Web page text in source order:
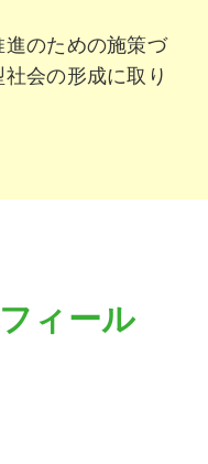
のための施策づ
会の形成に取り
ィール